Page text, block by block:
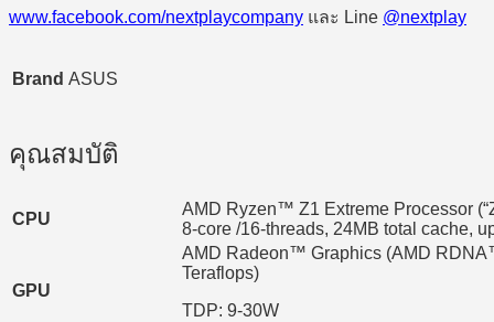
www.facebook.com/nextplaycompany และ Line @nextplay
Brand ASUS
คุณสมบัติ
CPU
AMD Ryzen™ Z1 Extreme Processor
8-core /16-threads, 24MB total cache,
GPU
AMD Radeon™ Graphics (AMD
Teraflops)
TDP: 9-30W